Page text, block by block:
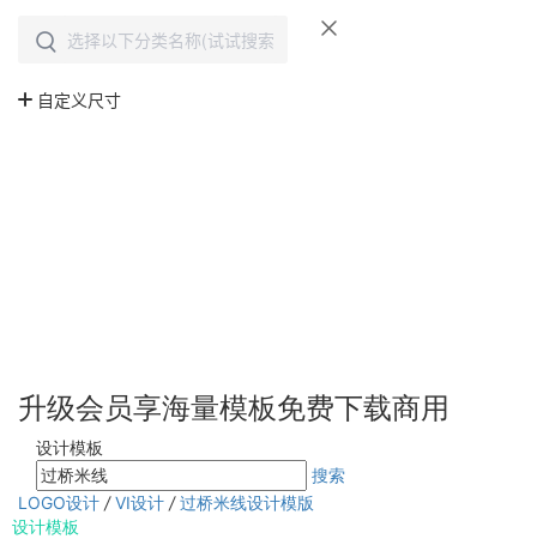
升级会员享海量模板免费下载商用
设计模板
搜索
LOGO设计 / VI设计 / 过桥米线设计模版
设计模板